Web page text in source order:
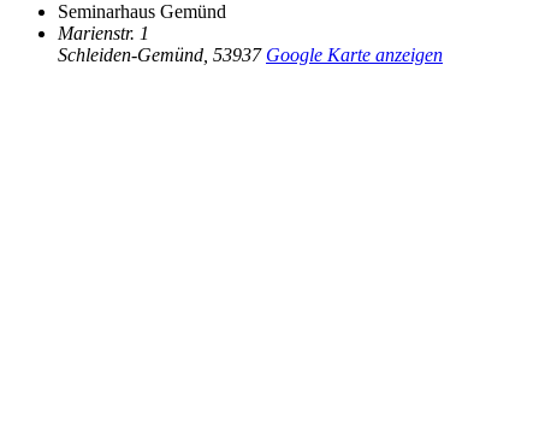
Seminarhaus Gemünd
Marienstr. 1
Schleiden-Gemünd 53937 Google Karte anzeigen